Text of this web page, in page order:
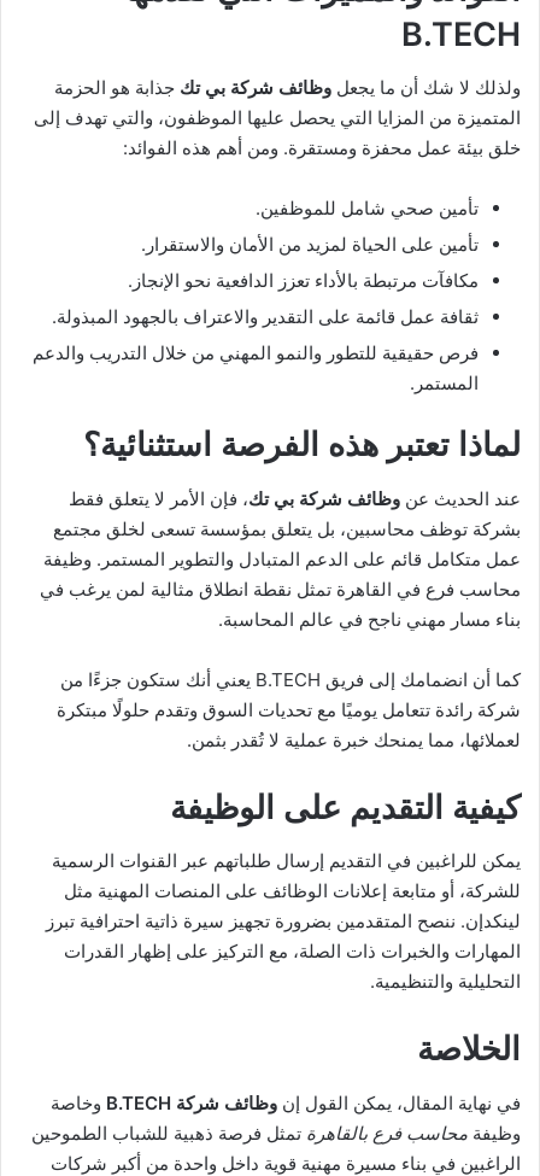
B.TECH
ولذلك لا شك أن ما يجعل وظائف شركة بي تك جذابة هو الحزمة
المتميزة من المزايا التي يحصل عليها الموظفون، والتي تهدف إلى
خلق بيئة عمل محفزة ومستقرة. ومن أهم هذه الفوائد:
تأمين صحي شامل للموظفين.
تأمين على الحياة لمزيد من الأمان والاستقرار.
مكافآت مرتبطة بالأداء تعزز الدافعية نحو الإنجاز.
ثقافة عمل قائمة على التقدير والاعتراف بالجهود المبذولة.
فرص حقيقية للتطور والنمو المهني من خلال التدريب والدعم
المستمر.
لماذا تعتبر هذه الفرصة استثنائية؟
عند الحديث عن وظائف شركة بي تك، فإن الأمر لا يتعلق فقط
بشركة توظف محاسبين، بل يتعلق بمؤسسة تسعى لخلق مجتمع
عمل متكامل قائم على الدعم المتبادل والتطوير المستمر. وظيفة
محاسب فرع في القاهرة تمثل نقطة انطلاق مثالية لمن يرغب في
بناء مسار مهني ناجح في عالم المحاسبة.
كما أن انضمامك إلى فريق B.TECH يعني أنك ستكون جزءًا من
شركة رائدة تتعامل يوميًا مع تحديات السوق وتقدم حلولًا مبتكرة
لعملائها، مما يمنحك خبرة عملية لا تُقدر بثمن.
كيفية التقديم على الوظيفة
يمكن للراغبين في التقديم إرسال طلباتهم عبر القنوات الرسمية
للشركة، أو متابعة إعلانات الوظائف على المنصات المهنية مثل
لينكدإن. ننصح المتقدمين بضرورة تجهيز سيرة ذاتية احترافية تبرز
المهارات والخبرات ذات الصلة، مع التركيز على إظهار القدرات
التحليلية والتنظيمية.
الخلاصة
في نهاية المقال، يمكن القول إن وظائف شركة B.TECH
وخاصة
وظيفة محاسب فرع بالقاهرة تمثل فرصة ذهبية للشباب الطموحين
الراغبين في بناء مسيرة مهنية قوية داخل واحدة من أكبر شركات